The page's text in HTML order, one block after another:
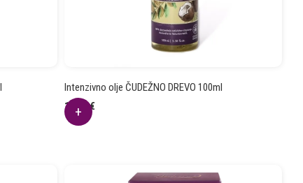
Intenzivno olje ČUDEŽNO DREVO 100ml
17.31€